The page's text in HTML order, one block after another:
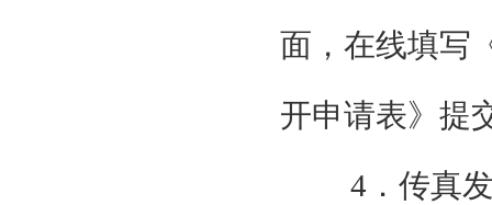
面，在线填写
开申请表》提
4．传真